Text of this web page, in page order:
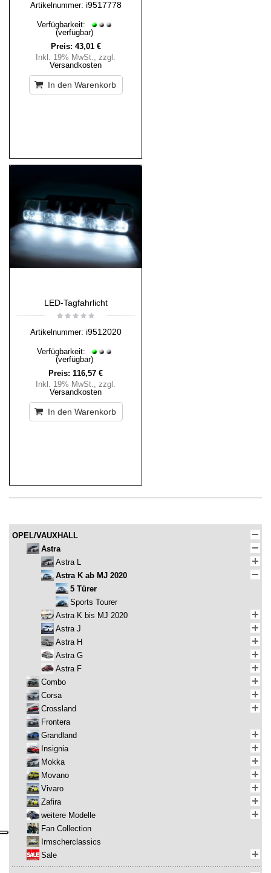
Artikelnummer: i9517778
Verfügbarkeit:
(verfügbar)
Preis: 43,01 €
Inkl. 19% MwSt., zzgl.
Versandkosten
In den Warenkorb
LED-Tagfahrlicht
Artikelnummer: i9512020
Verfügbarkeit:
(verfügbar)
Preis: 116,57 €
Inkl. 19% MwSt., zzgl.
Versandkosten
In den Warenkorb
OPEL/VAUXHALL
Astra
Astra L
Astra K ab MJ 2020
5 Türer
Sports Tourer
Astra K bis MJ 2020
Astra J
Astra H
Astra G
Astra F
Combo
Corsa
Crossland
Frontera
Grandland
Insignia
Mokka
Movano
Vivaro
Zafira
weitere Modelle
Fan Collection
Irmscherclassics
Sale